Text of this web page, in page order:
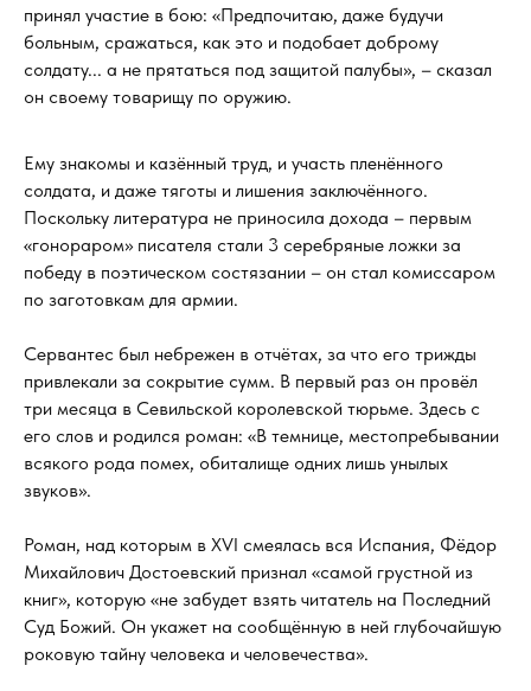
принял участие в бою: «Предпочитаю, даже будучи
больным, сражаться, как это и подобает доброму
солдату... а не прятаться под защитой палубы», – сказал
он своему товарищу по оружию.
Ему знакомы и казённый труд, и участь пленённого
солдата, и даже тяготы и лишения заключённого.
Поскольку литература не приносила дохода – первым
«гонораром» писателя стали 3 серебряные ложки за
победу в поэтическом состязании – он стал комиссаром
по заготовкам для армии.
Сервантес был небрежен в отчётах, за что его трижды
привлекали за сокрытие сумм. В первый раз он провёл
три месяца в Севильской королевской тюрьме. Здесь с
его слов и родился роман: «В темнице, местопребывании
всякого рода помех, обиталище одних лишь унылых
звуков».
Роман, над которым в XVI смеялась вся Испания, Фёдор
Михайлович Достоевский признал «самой грустной из
книг», которую «не забудет взять читатель на Последний
Суд Божий. Он укажет на сообщённую в ней глубочайшую
роковую тайну человека и человечества».